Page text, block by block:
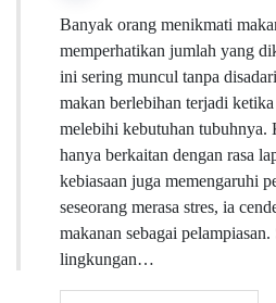
Banyak orang menikmati
memperhatikan jumlah yang
ini sering muncul tanpa
makan berlebihan terjadi ketika
melebihi kebutuhan
hanya berkaitan dengan rasa
kebiasaan juga memengaruhi
seseorang merasa stres, ia
makanan sebagai
lingkungan…